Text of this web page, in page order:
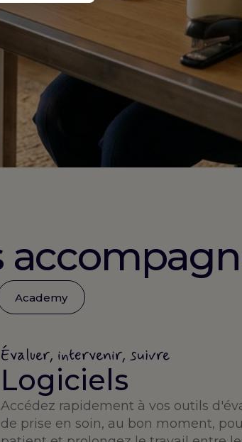
Academy
Évaluer, intervenir, suivre
Logiciels
Accédez rapidement à vos outils
de prise en soin, au bon moment,